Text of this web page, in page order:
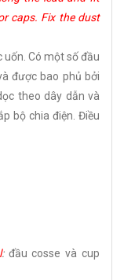
caps. Fix the dust
Có một số đầu
được bao phủ bởi
theo dây dẫn và
bộ chia điện. Điều
:đầu cosse và cup